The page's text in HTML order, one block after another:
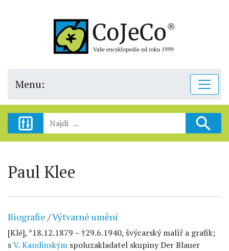
Menu:
Paul Klee
Biografie /Výtvarné umění
[Klé], *18.12.1879 – †29.6.1940, švýcarský malíř a grafik;
sV. Kandinským spoluzakladatel skupiny Der Blauer